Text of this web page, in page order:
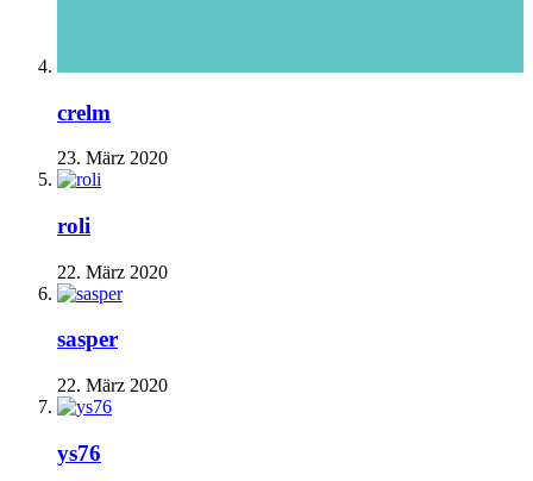
crelm
23. März 2020
roli
22. März 2020
sasper
22. März 2020
ys76